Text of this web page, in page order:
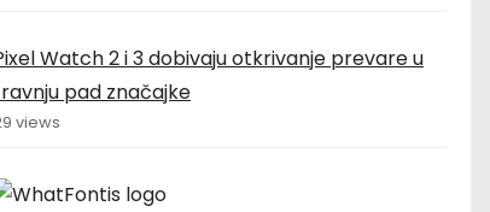
Watch 2 i 3 dobivaju otkrivanje prevare u
pad značajke
views